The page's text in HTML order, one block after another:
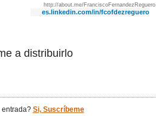
http://about.me/FranciscoFernandezReguero
es.linkedin.com/in/fcofdezreguero
a distribuirlo
entrada? Si, Suscríbeme